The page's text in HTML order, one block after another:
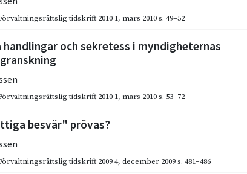
tidskrift 2010 1, mars 2010s. 49–52
handlingar och sekretess i myndigheternas
tidskrift 2010 1, mars 2010s. 53–72
besvär" prövas?
tidskrift 2009 4, december 2009s. 481–486